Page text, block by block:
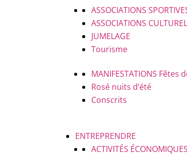
ASSOCIATIONS
ASSOCIATIONS
JUMELAGE
Tourisme
MANIFESTATIONS Fêtes
Rosé nuits d’été
Conscrits
ENTREPRENDRE
ACTIVITÉS ÉCONOMIQUES